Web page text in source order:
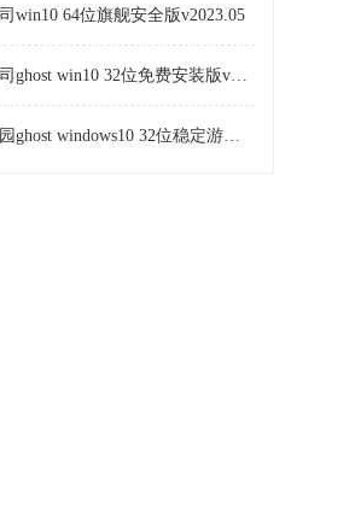
win10 64位旗舰安全版v2023.05
电脑公司ghost win10 32位免费安装版v2023.05
萝卜家园ghost windows10 32位稳定游戏版下载v2023.05